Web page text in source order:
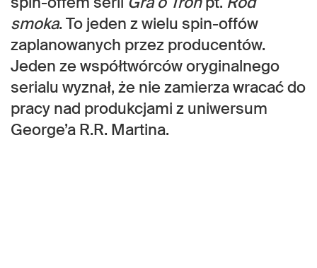
smoka. To jeden z wielu spin-offów
zaplanowanych przez producentów.
Jeden ze współtwórców oryginalnego
serialu wyznał, że nie zamierza wracać do
pracy nad produkcjami z uniwersum
George’a R.R. Martina.